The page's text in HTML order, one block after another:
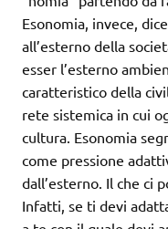
Esonomia, invece,
all’esterno della
esser l’esterno
caratteristico della
rete sistemica in cui
cultura. Esonomia
come pressione
dall’esterno. Il che ci
Infatti, se ti devi